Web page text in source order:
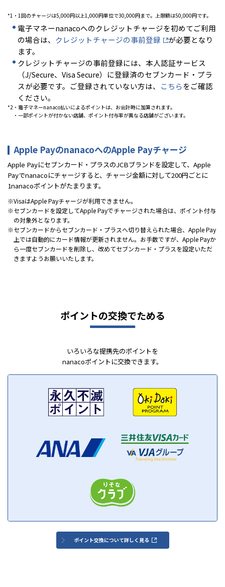
*1 ・1回のチャージは5,000円以上1,000円単位で30,000円まで。上限額は50,000円です。
電子マネーnanacoへのクレジットチャージを初めてご利用
の場合は、 クレジットチャージの事前登録
が必要となり
ます。
クレジットチャージの事前登録には、本人認証サービス
（J/Secure、Visa Secure）に登録済のセブンカード・プラ
スが必要です。ご登録されていない方は、 こちらをご確認
ください。
*2 ・電子マネーnanaco払いによるポイントは、お会計時に加算されます。
・一部ポイントが付かない店舗、ポイント付与率が異なる店舗がございます。
Apple PayのnanacoへのApple Payチャージ
Apple Payにセブンカード・プラスのJCBブランドを設定して、Apple
Payでnanacoにチャージすると、チャージ金額に対して200円ごとに
1nanacoポイントがたまります。
VisaはApple Payチャージが利用できません。
セブンカードを設定してApple Payでチャージされた場合は、ポイント付与
の対象外となります。
セブンカードからセブンカード・プラスへ切り替えられた場合、Apple Pay
上では自動的にカード情報が更新されません。お手数ですが、Apple Payか
ら一度セブンカードを削除し、改めてセブンカード・プラスを設定いただ
きますようお願いいたします。
ポイントの交換でためる
いろいろな提携先のポイントを
nanacoポイントに交換できます。
ポイント交換について詳しく見る